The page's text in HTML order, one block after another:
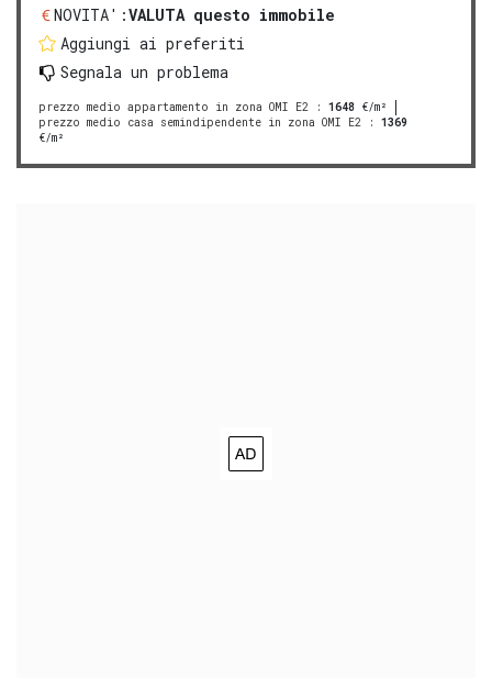
NOVITA':VALUTA questo immobile
Aggiungi ai preferiti
Segnala un problema
prezzo medio appartamento in zona OMI E2 : 1648 €/m²
prezzo medio casa semindipendente in zona OMI E2 : 1369
€/m²